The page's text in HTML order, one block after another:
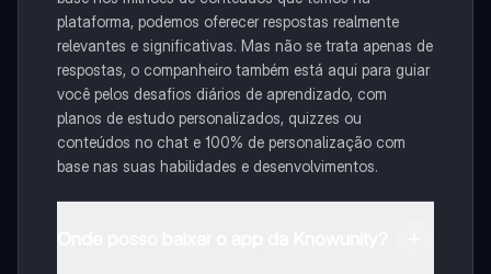
plataforma, podemos oferecer respostas realmente
relevantes e significativas. Mas não se trata apenas de
respostas, o companheiro também está aqui para guiar
você pelos desafios diários de aprendizado, com
planos de estudo personalizados, quizzes ou
conteúdos no chat e 100% de personalização com
base nas suas habilidades e desenvolvimentos.